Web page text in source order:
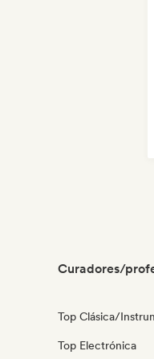
Curadores/
Top Clásica/
Top Electrónica